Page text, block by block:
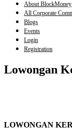
About BlockMoney
All Corporate
Blogs
Events
Login
Registration
Lowongan
LOWONGAN